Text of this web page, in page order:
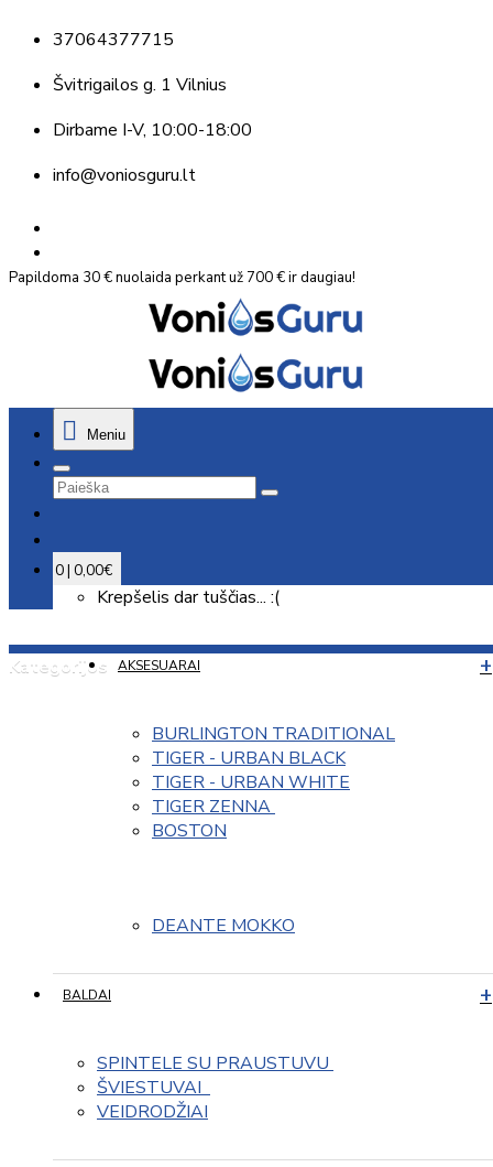
37064377715
Švitrigailos g. 1 Vilnius
Dirbame I-V, 10:00-18:00
info@voniosguru.lt
Papildoma 30 € nuolaida perkant už 700 € ir daugiau!
Meniu
0 | 0,00€
Krepšelis dar tuščias... :(
Kategorijos AKSESUARAI
BURLINGTON TRADITIONAL
TIGER - URBAN BLACK
TIGER - URBAN WHITE
TIGER ZENNA
BOSTON
DEANTE MOKKO
BALDAI
SPINTELE SU PRAUSTUVU
ŠVIESTUVAI
VEIDRODŽIAI